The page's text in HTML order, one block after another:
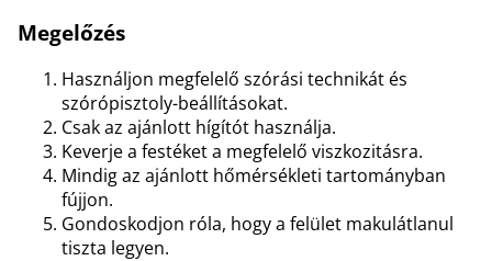
Megelőzés
Használjon megfelelő szórási technikát és
szórópisztoly-beállításokat.
Csak az ajánlott hígítót használja.
Keverje a festéket a megfelelő viszkozitásra.
Mindig az ajánlott hőmérsékleti tartományban
fújjon.
Gondoskodjon róla, hogy a felület makulátlanul
tiszta legyen.